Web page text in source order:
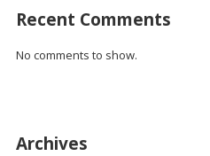
Recent Comments
No comments to show.
Archives